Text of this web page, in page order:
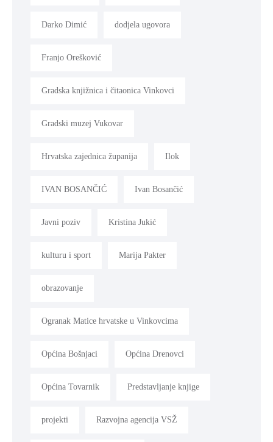
Darko Dimić dodjela ugovora
Franjo Orešković
Gradska knjižnica i čitaonica Vinkovci
Gradski muzej Vukovar
Hrvatska zajednica županija Ilok
IVAN BOSANČIĆ Ivan Bosančić
Javni poziv Kristina Jukić
kulturu i sport Marija Pakter
obrazovanje
Ogranak Matice hrvatske u Vinkovcima
Općina Bošnjaci Općina Drenovci
Općina Tovarnik Predstavljanje knjige
projekti Razvojna agencija VSŽ